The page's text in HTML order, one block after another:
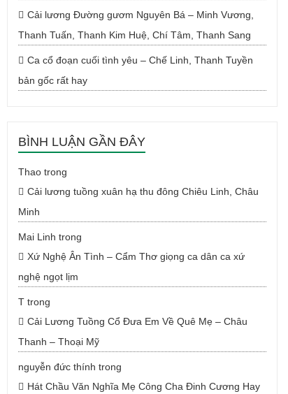
Cải lương Đường gươm Nguyên Bá – Minh Vương,
Thanh Tuấn, Thanh Kim Huệ, Chí Tâm, Thanh Sang
Ca cổ đoạn cuối tình yêu – Chế Linh, Thanh Tuyền
bản gốc rất hay
BÌNH LUẬN GẦN ĐÂY
Thaotrong
Cải lương tuồng xuân hạ thu đông Chiêu Linh, Châu
Minh
Mai Linh trong
Xứ Nghệ Ân Tình – Cẩm Thơ giọng ca dân ca xứ
nghệ ngọt lịm
Ttrong
Cải Lương Tuồng Cổ Đưa Em Về Quê Mẹ – Châu
Thanh – Thoại Mỹ
nguyễn đức thính trong
Hát Chầu Văn Nghĩa Mẹ Công Cha Đinh Cương Hay